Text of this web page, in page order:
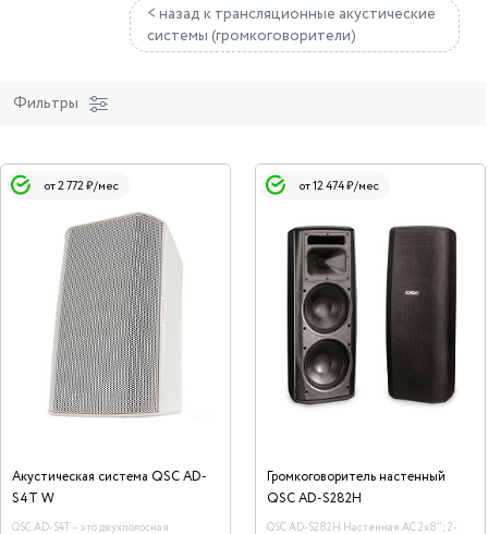
< назад к трансляционные акустические
системы (громкоговорители)
Фильтры
от 2 772 ₽/мес
Акустическая система QSC AD-
S4T W
QSC AD-S4T – это двухполосная
от 12 474 ₽/мес
Громкоговоритель настенный
QSC AD-S282H
QSC AD-S282H Настенная АС 2х8"; 2-